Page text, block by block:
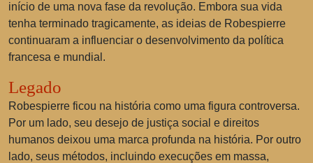
início de uma nova fase da revolução. Embora sua vida
tenha terminado tragicamente, as ideias de Robespierre
continuaram a influenciar o desenvolvimento da política
francesa e mundial.
Legado
Robespierre ficou na história como uma figura controversa.
Por um lado, seu desejo de justiça social e direitos
humanos deixou uma marca profunda na história. Por outro
lado, seus métodos, incluindo execuções em massa,